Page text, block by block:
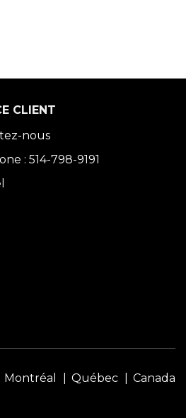
CLIENT
nous
: 514-798-9191
Montréal Québec Canada